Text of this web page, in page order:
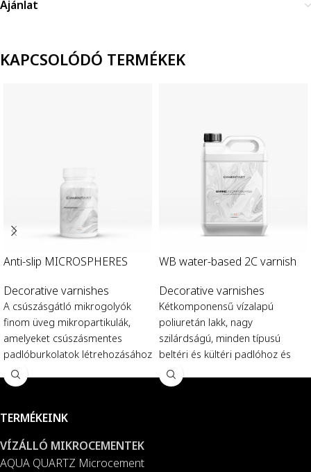
Ajánlat
KAPCSOLÓDÓ TERMÉKEK
Anti-slip MICROSPHERES
Decorative varnishes
A csúszásgátló mikrogolyók
finom üveg mikropartikulák,
amelyeket csúszásmentes
padlóburkolatok létrehozásához
használnak.
és 800 gr.
WB water-based 2C varnish
Decorative varnishes
Kétkomponensű vízalapú
poliuretán lakk, nagy
szilárdságú, minden típusú
beltéri és kültéri padlóhoz és
falhoz.
kg, 5 kg és 20 kg.
TERMÉKEINK
VÍZÁLLÓ MIKROCEMENTEK
AQUA QUARTZ Microcement